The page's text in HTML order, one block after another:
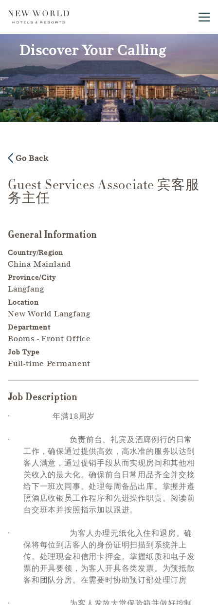
Main
Discover Your Calling
Go Back
Guest Services Associate 宾客服
务主任
General Information
Press space or enter keys to toggle section visibility
Country/Region
China Mainland
Province/City
Langfang
Location
New World Langfang
Department
Rooms - Front Office
Job Type
Full-time Permanent
Job Description
Press space or enter keys to toggle section visibility
· 年满18周岁
·
负责前台、礼宾及酒廊例行的日常
工作，确保通过提供高效，高水准的服务以达到
客人满意，通过促销手段从而实现房间和其他相
关收入的最大化。确保前台日常用品齐全并交接
给下一班次同事。处理每周备品出库。掌握并遵
照酒店收银员工作程序和先进操作职责。阅读前
台交班本并按照指示加以跟进。
·
为客人办理无纸化入住和退房。确
保将每位到店客人的身份证明扫描到系统并上
传。处理现金和信用卡押金。掌握纸质和电子发
票的开具要领，为客人开具各类发票。为预抵散
客和团队分房。在需要时协助预订部处理订房